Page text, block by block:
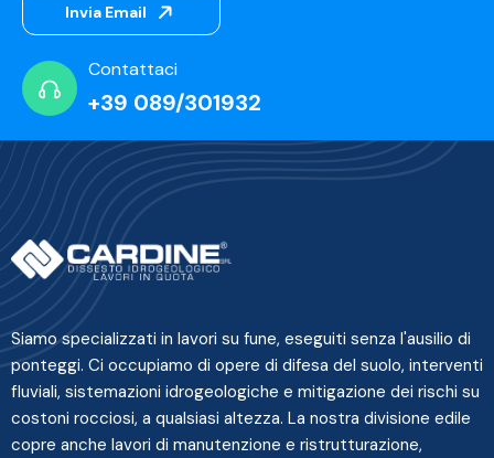
Invia Email
Contattaci
+39 089/301932
Siamo specializzati in lavori su fune, eseguiti senza l'ausilio di
ponteggi. Ci occupiamo di opere di difesa del suolo, interventi
fluviali, sistemazioni idrogeologiche e mitigazione dei rischi su
costoni rocciosi, a qualsiasi altezza. La nostra divisione edile
copre anche lavori di manutenzione e ristrutturazione,